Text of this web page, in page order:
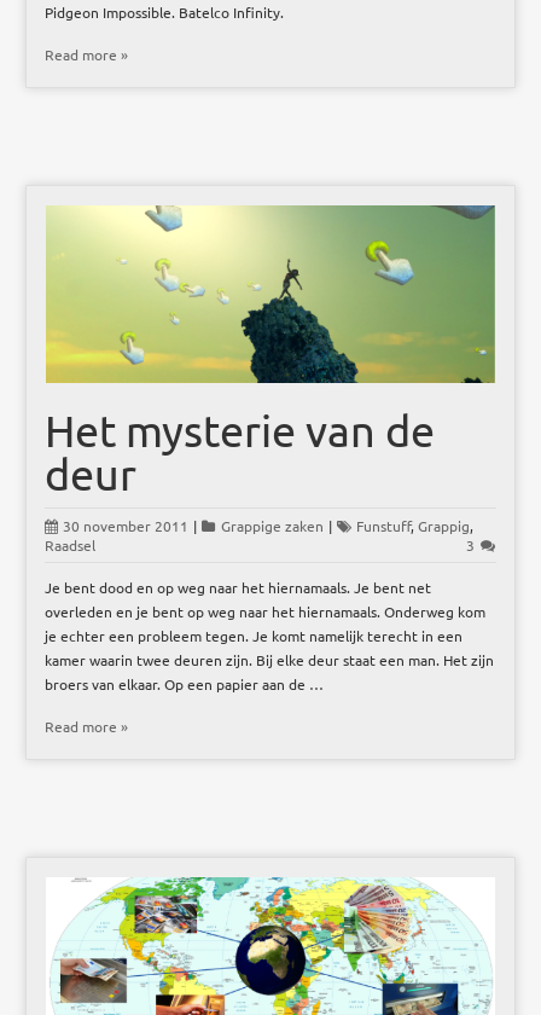
Pidgeon Impossible. Batelco Infinity.
Read more »
Het mysterie van de
deur
30 november 2011 | Grappige zaken | Funstuff,Grappig,
Raadsel
3
Je bent dood en op weg naar het hiernamaals. Je bent net
overleden en je bent op weg naar het hiernamaals. Onderweg kom
je echter een probleem tegen. Je komt namelijk terecht in een
kamer waarin twee deuren zijn. Bij elke deur staat een man. Het zijn
broers van elkaar. Op een papier aan de …
Read more »